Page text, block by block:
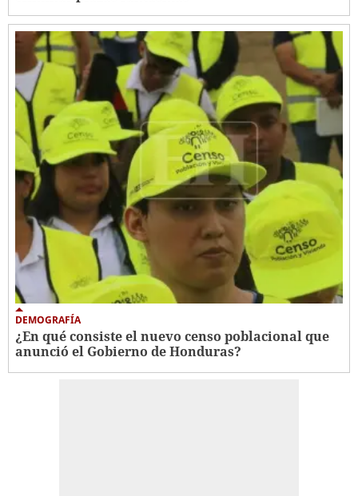
DEMOGRAFÍA
¿En qué consiste el nuevo censo poblacional que
anunció el Gobierno de Honduras?